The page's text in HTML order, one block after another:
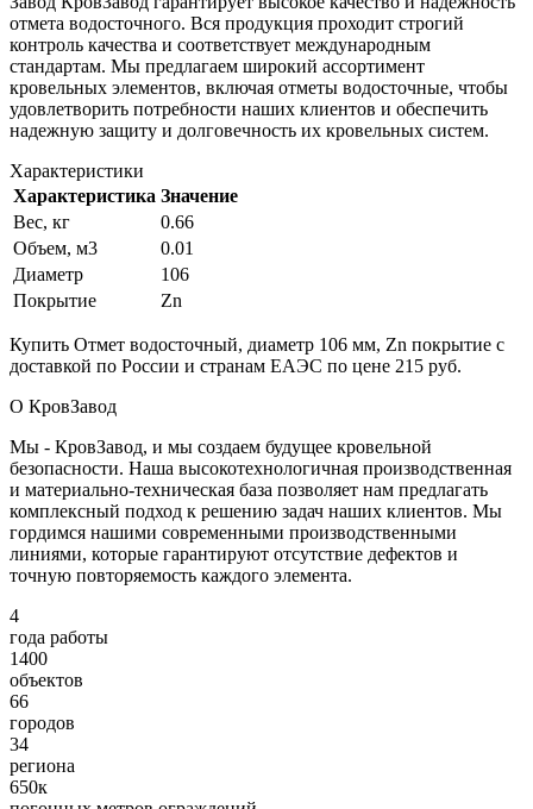
отмета водосточного. Вся продукция проходит строгий
контроль качества и соответствует международным
стандартам. Мы предлагаем широкий ассортимент
кровельных элементов, включая отметы водосточные, чтобы
удовлетворить потребности наших клиентов и обеспечить
надежную защиту и долговечность их кровельных систем.
Характеристики
Характеристика Значение
Вес, кг
0.66
Объем, м3
0.01
Диаметр
106
Покрытие
Zn
Купить Отмет водосточный, диаметр 106 мм, Zn покрытие с
доставкой по России и странам ЕАЭС по цене 215 руб.
О КровЗавод
Мы - КровЗавод, и мы создаем будущее кровельной
безопасности. Наша высокотехнологичная производственная
и материально-техническая база позволяет нам предлагать
комплексный подход к решению задач наших клиентов. Мы
гордимся нашими современными производственными
линиями, которые гарантируют отсутствие дефектов и
точную повторяемость каждого элемента.
4
года работы
1400
объектов
66
городов
34
региона
650к